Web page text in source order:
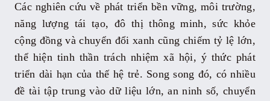
Các nghiên cứu về phát triển bền vững, môi trường,
năng lượng tái tạo, đô thị thông minh, sức khỏe
cộng đồng và chuyển đổi xanh cũng chiếm tỷ lệ lớn,
thể hiện tinh thần trách nhiệm xã hội, ý thức phát
triển dài hạn của thế hệ trẻ. Song song đó, có nhiều
đề tài tập trung vào dữ liệu lớn, an ninh số, chuyển